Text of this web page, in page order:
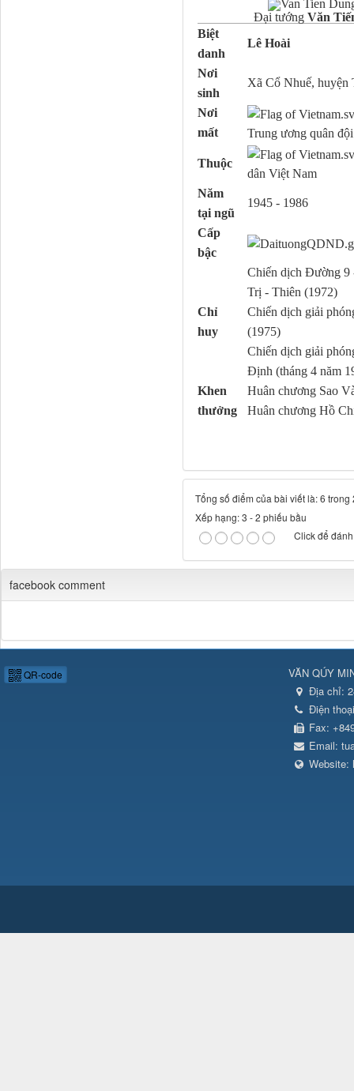
Đại tướng Văn
Biệt
danh
Lê Hoài
Nơi
sinh
Xã Cổ Nhuế,
Nơi
mất
Trung ương quân
Thuộc
dân Việt Nam
Năm
tại ngũ
1945 - 1986
Cấp
bậc
Chỉ
huy
Chiến dịch Đường 9
Trị - Thiên (1972)
Chiến dịch giải
(1975)
Chiến dịch giải
Định (tháng 4 năm
Khen
thưởng
Huân chương Sao
Huân chương Hồ
Tổng số điểm của bài viết là: 6 trong
Xếp hạng:3 -2 phiếu bầu
Click để
facebook comment
QR-code
VĂN QÚY
Địa chỉ:
Điện
Fax:
Email:
Website: